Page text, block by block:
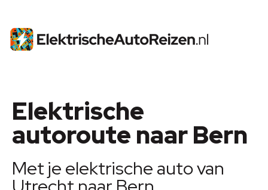
Elektrische
autoroute naar Bern
Met je elektrische auto van